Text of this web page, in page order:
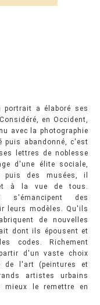
a élaboré ses
en Occident,
avec la photographie
puis abandonné, c'est
lettres de noblesse
d'une élite sociale,
puis des musées, il
à la vue de tous.
s'émancipent des
leurs modèles. Qu'ils
de nouvelles
dont ils épousent et
codes. Richement
d'un vaste choix
de l'art (peintures et
artistes urbains
mieux le remettre en